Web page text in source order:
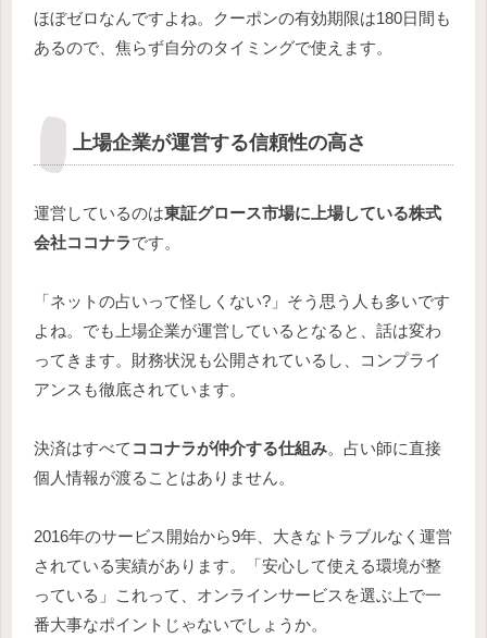
ほぼゼロなんですよね。クーポンの有効期限は180日間も
あるので、焦らず自分のタイミングで使えます。
上場企業が運営する信頼性の高さ
運営しているのは東証グロース市場に上場している株式
会社ココナラです。
「ネットの占いって怪しくない?」そう思う人も多いです
よね。でも上場企業が運営しているとなると、話は変わ
ってきます。財務状況も公開されているし、コンプライ
アンスも徹底されています。
決済はすべて ココナラが仲介する仕組み。占い師に直接
個人情報が渡ることはありません。
2016年のサービス開始から9年、大きなトラブルなく運営
されている実績があります。「安心して使える環境が整
っている」これって、オンラインサービスを選ぶ上で一
番大事なポイントじゃないでしょうか。